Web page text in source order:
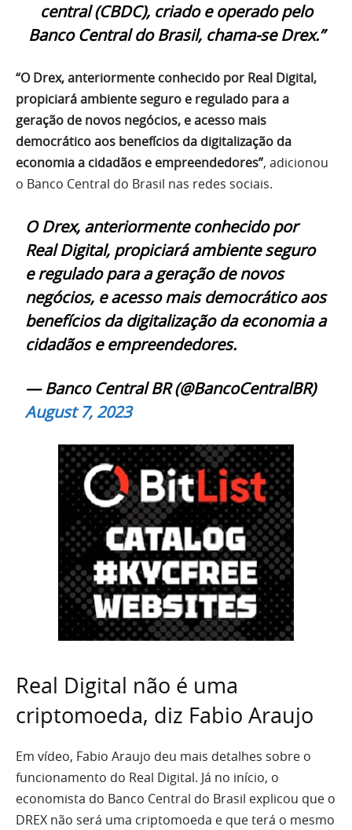
central (CBDC), criado e operado pelo
Banco Central do Brasil, chama-se Drex.”
“O Drex, anteriormente conhecido por Real Digital,
propiciará ambiente seguro e regulado para a
geração de novos negócios, e acesso mais
democrático aos benefícios da digitalização da
economia a cidadãos e empreendedores”, adicionou
o Banco Central do Brasil nas redes sociais.
O Drex, anteriormente conhecido por
Real Digital, propiciará ambiente seguro
e regulado para a geração de novos
negócios, e acesso mais democrático aos
benefícios da digitalização da economia a
cidadãos e empreendedores.
— Banco Central BR (@BancoCentralBR)
August 7, 2023
Real Digital não é uma
criptomoeda, diz Fabio Araujo
Em vídeo, Fabio Araujo deu mais detalhes sobre o
funcionamento do Real Digital. Já no início, o
economista do Banco Central do Brasil explicou que o
DREX não será uma criptomoeda e que terá o mesmo